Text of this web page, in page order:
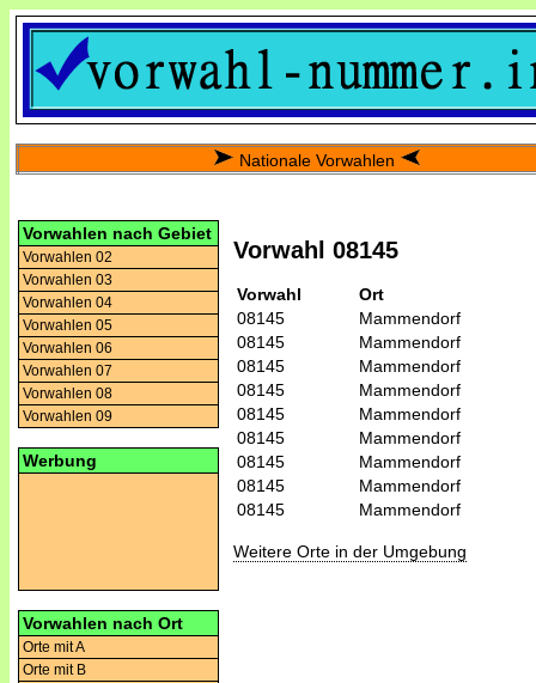
Nationale Vorwahlen
Vorwahlen nach Gebiet
Vorwahlen 02
Vorwahlen 03
Vorwahlen 04
Vorwahlen 05
Vorwahlen 06
Vorwahlen 07
Vorwahlen 08
Vorwahlen 09
Werbung
Vorwahlen nach Ort
Orte mit A
Orte mit B
Vorwahl 08145
Vorwahl
Ort
08145
Mammendorf
08145
Mammendorf
08145
Mammendorf
08145
Mammendorf
08145
Mammendorf
08145
Mammendorf
08145
Mammendorf
08145
Mammendorf
08145
Mammendorf
Weitere Orte in der Umgebung